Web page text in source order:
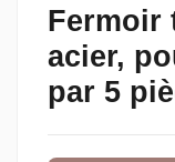
Fermoir
acier,
par 5